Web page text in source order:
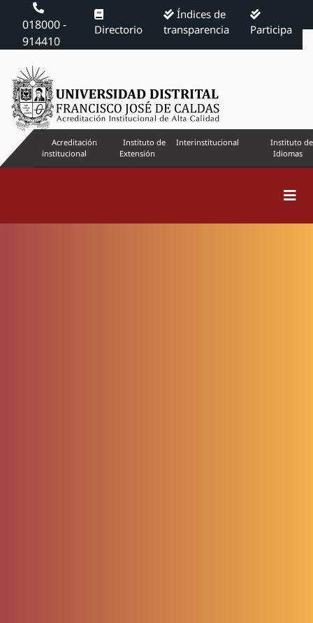
018000 -
914410
Directorio
Índices de
transparencia
Participa
Acreditación
institucional
Instituto de
Extensión
Interinstitucional
Instituto de
Idiomas